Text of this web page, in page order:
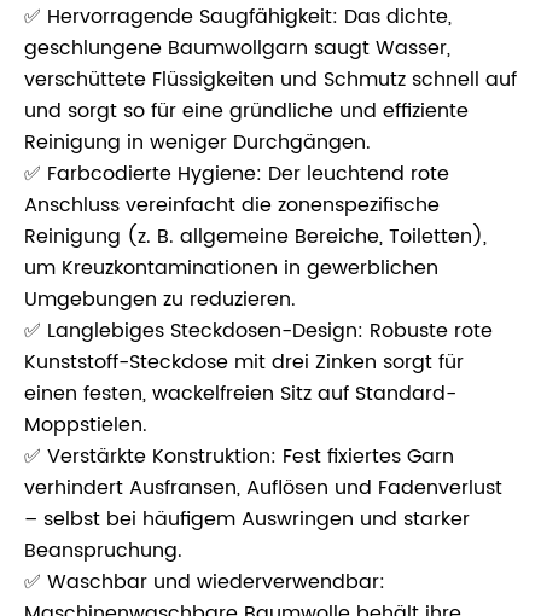
✅ Hervorragende Saugfähigkeit: Das dichte,
geschlungene Baumwollgarn saugt Wasser,
verschüttete Flüssigkeiten und Schmutz schnell auf
und sorgt so für eine gründliche und effiziente
Reinigung in weniger Durchgängen.
✅ Farbcodierte Hygiene: Der leuchtend rote
Anschluss vereinfacht die zonenspezifische
Reinigung (z. B. allgemeine Bereiche, Toiletten),
um Kreuzkontaminationen in gewerblichen
Umgebungen zu reduzieren.
✅ Langlebiges Steckdosen-Design: Robuste rote
Kunststoff-Steckdose mit drei Zinken sorgt für
einen festen, wackelfreien Sitz auf Standard-
Moppstielen.
✅ Verstärkte Konstruktion: Fest fixiertes Garn
verhindert Ausfransen, Auflösen und Fadenverlust
– selbst bei häufigem Auswringen und starker
Beanspruchung.
✅ Waschbar und wiederverwendbar: